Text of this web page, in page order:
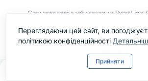
Cтоматологічний магазин
Переглядаючи цей сайт, ви
політикою конфіденційності
Прийняти